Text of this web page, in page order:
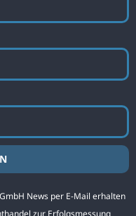
News per E-Mail erhalten
zur Erfolgsmessung